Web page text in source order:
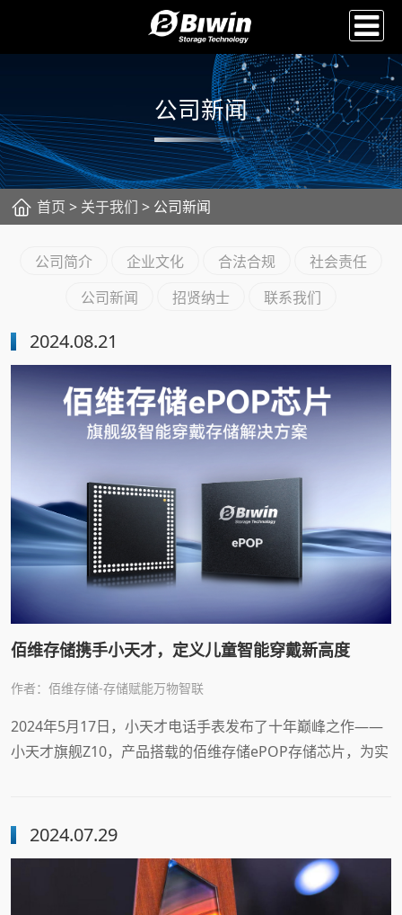
公司新闻
首页 > 关于我们 > 公司新闻
公司简介 企业文化 合法合规
社会责任
公司新闻
招贤纳士 联系我们
2024.08.21
佰维存储携手小天才，定义儿童智能穿戴新高度
作者：佰维存储-存储赋能万物智联
2024年5月17日，小天才电话手表发布了十年巅峰之作——
小天才旗舰Z10，产品搭载的佰维存储ePOP存储芯片，为实
家长全方位守护孩子身心健康的理想智能设备。
2024.07.29